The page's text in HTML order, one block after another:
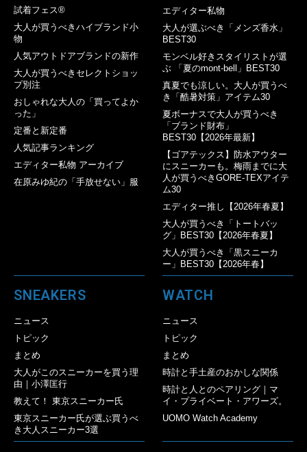
試着フェス®︎
大人が買うべきハイブランド小
物
人気アウトドアブランドの新作
大人が買うべきセレクトショッ
プ別注
おしゃれな大人の「買ってよか
った」
定番と新定番
人気記事ランキング
エディター私物 アーカイブ
在原みゆ紀の「手放せない」服
エディター私物
大人が選ぶべき「メンズ香水」
BEST30
モンベル好きスタイリストが選
ぶ 「夏のmont-bell」BEST30
真夏でも涼しい。大人が買うべ
き「酷暑対策」アイテム30
夏ボーナスで大人が買うべき
「ブランド財布」
BEST30【2026年最新】
【ゴアテックス】防水アウター
にスニーカーも。梅雨までに大
人が買うべきGORE-TEXアイテ
ム30
エディター推し【2026年春夏】
大人が買うべき「トートバッ
グ」BEST30【2026年春夏】
大人が買うべき「黒スニーカ
ー」BEST30【2026年春】
SNEAKERS
ニュース
トピック
まとめ
大人がこのスニーカーを買う理
由｜小澤匡行
教えて！ 東京スニーカー氏
東京スニーカー氏が選ぶ買うべ
き大人スニーカー3選
WATCH
ニュース
トピック
まとめ
時計と手土産のおかしな関係
時計と人とのペアリング｜マ
イ・プライベート・アワーズ。
UOMO Watch Academy